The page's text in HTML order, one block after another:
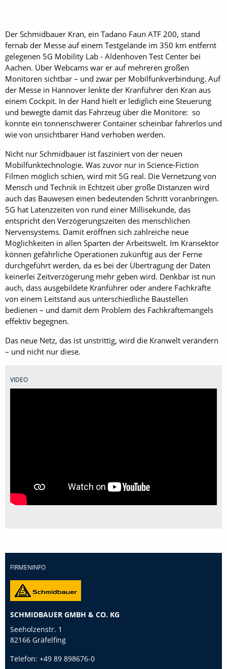
Der Schmidbauer Kran, ein Tadano Faun ATF 200, stand
fernab der Messe auf einem Testgelände im 350 km entfernt
gelegenen 5G Mobility Lab - Aldenhoven Test Center bei
Aachen. Über Webcams war er auf mehreren großen
Monitoren sichtbar – und zwar per Mobilfunkverbindung. Auf
der Messe in Hannover lenkte der Kranführer den Kran aus
einem Cockpit. In der Hand hielt er lediglich eine Steuerung
und bewegte damit das Fahrzeug über die Monitore: so
konnte ein tonnenschwerer Container scheinbar fahrerlos und
wie von unsichtbarer Hand verhoben werden.
Nicht nur Schmidbauer ist fasziniert von der neuen
Mobilfunktechnologie. Was zuvor nur in Science-Fiction
Filmen möglich schien, wird mit 5G real. Die Vernetzung von
Mensch und Technik in Echtzeit über große Distanzen wird
auch das Bauwesen einen bedeutenden Schritt voranbringen.
5G hat Latenzzeiten von rund einer Millisekunde, das
entspricht den Verzögerungszeiten des menschlichen
Nervensystems. Damit eröffnen sich zahlreiche neue
Möglichkeiten in allen Sparten der Arbeitswelt. Im Kransektor
können gefährliche Operationen zukünftig aus der Ferne
durchgeführt werden, da es bei der Übertragung der Daten
keinerlei Zeitverzögerung mehr geben wird. Denkbar ist nun
auch, dass ausgebildete Kranführer oder andere Fachkräfte
von einem Leitstand aus unterschiedliche Baustellen
bedienen – und damit dem Problem des Fachkräftemangels
effektiv begegnen.
Das neue Netz, das ist unstrittig, wird die Kranwelt verändern
– und nicht nur diese.
VIDEO
FIRMENINFO
SCHMIDBAUER GMBH & CO. KG
Seeholzenstr. 1
82166 Gräfelfing
Telefon: +49 89 898676-0